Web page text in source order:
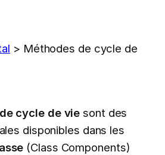
> Méthodes de cycle de
cycle de vie sont des
disponibles dans les
(Class Components)